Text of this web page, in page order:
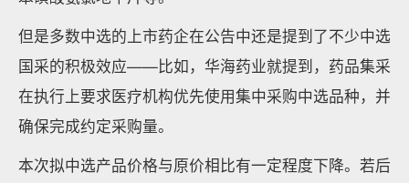
但是多数中选的上市药企在公告中还是提到了不少中选
国采的积极效应——比如，华海药业就提到，药品集采
在执行上要求医疗机构优先使用集中采购中选品种，并
确保完成约定采购量。
本次拟中选产品价格与原价相比有一定程度下降。若后